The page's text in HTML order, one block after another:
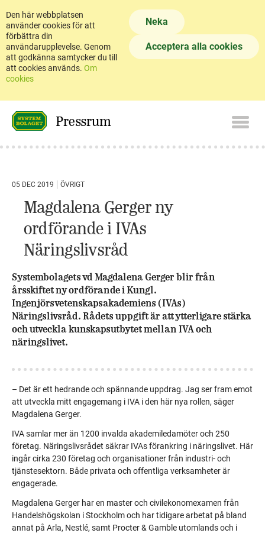
Den här webbplatsen
använder cookies för att
förbättra din
användarupplevelse. Genom
att godkänna samtycker du till
att cookies används. Om
cookies
Neka
Acceptera alla cookies
Pressrum
05 DEC 2019 ÖVRIGT
Magdalena Gerger ny
ordförande i IVAs
Näringslivsråd
Systembolagets vd Magdalena Gerger blir från
årsskiftet ny ordförande i Kungl.
Ingenjörsvetenskapsakademiens (IVAs)
Näringslivsråd. Rådets uppgift är att ytterligare stärka
och utveckla kunskapsutbytet mellan IVA och
näringslivet.
– Det är ett hedrande och spännande uppdrag. Jag ser fram emot
att utveckla mitt engagemang i IVA i den här nya rollen, säger
Magdalena Gerger.
IVA samlar mer än 1200 invalda akademiledamöter och 250
företag. Näringslivsrådet säkrar IVAs förankring i näringslivet. Här
ingår cirka 230 företag och organisationer från industri- och
tjänstesektorn. Både privata och offentliga verksamheter är
engagerade.
Magdalena Gerger har en master och civilekonomexamen från
Handelshögskolan i Stockholm och har tidigare arbetat på bland
annat på Arla, Nestlé, samt Procter & Gamble utomlands och i